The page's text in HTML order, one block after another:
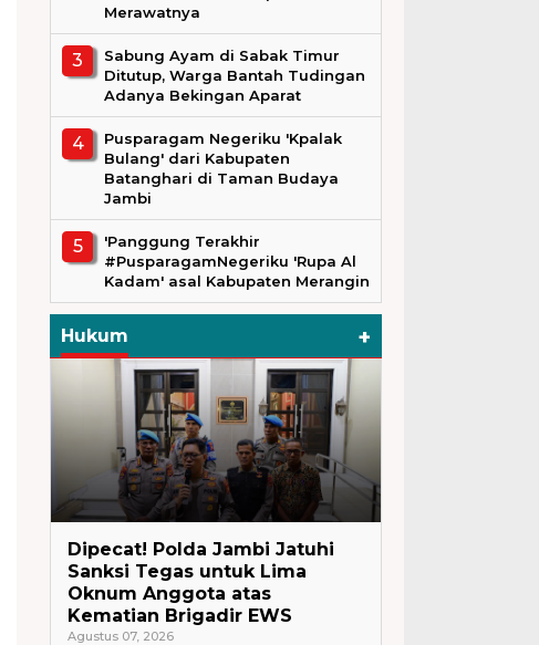
Merawatnya
Sabung Ayam di Sabak Timur
Ditutup, Warga Bantah Tudingan
Adanya Bekingan Aparat
Pusparagam Negeriku 'Kpalak
Bulang' dari Kabupaten
Batanghari di Taman Budaya
Jambi
'Panggung Terakhir
#PusparagamNegeriku 'Rupa Al
Kadam' asal Kabupaten Merangin
Hukum +
Dipecat! Polda Jambi Jatuhi
Sanksi Tegas untuk Lima
Oknum Anggota atas
Kematian Brigadir EWS
Agustus 07, 2026